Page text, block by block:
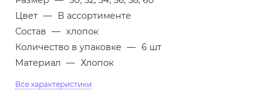
Цвет — В ассортименте
Состав — хлопок
Количество в упаковке — 6 шт
Материал — Хлопок
Все характеристики